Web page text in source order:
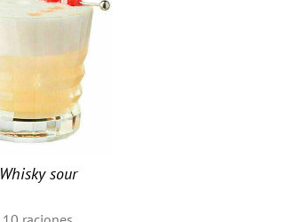
Whisky sour